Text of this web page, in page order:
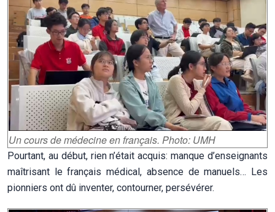
Un cours de médecine en français. Photo: UMH
Pourtant, au début, rien n’était acquis: manque d’enseignants
maîtrisant le français médical, absence de manuels… Les
pionniers ont dû inventer, contourner, persévérer.